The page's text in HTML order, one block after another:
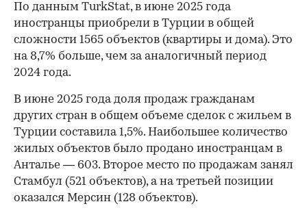
По данным TurkStat, в июне 2025 года
иностранцы приобрели в Турции в общей
сложности 1565 объектов (квартиры и дома). Это
на 8,7% больше, чем за аналогичный период
2024 года.
В июне 2025 года доля продаж гражданам
других стран в общем объеме сделок с жильем в
Турции составила 1,5%. Наибольшее количество
жилых объектов было продано иностранцам в
Анталье — 603. Второе место по продажам занял
Стамбул (521 объектов), а на третьей позиции
оказался Мерсин (128 объектов).